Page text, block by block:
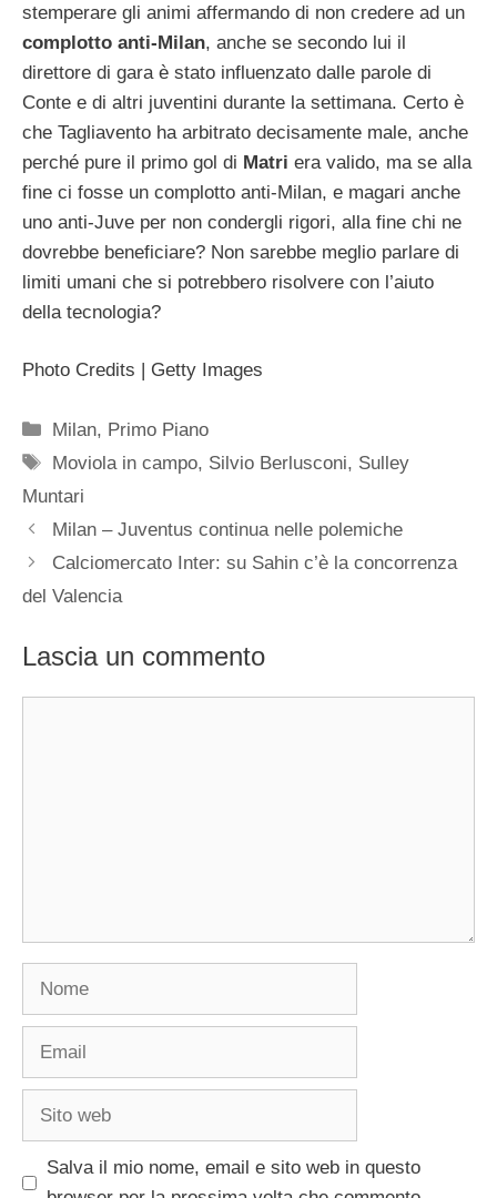
stemperare gli animi affermando di non credere ad un
complotto anti-Milan, anche se secondo lui il
direttore di gara è stato influenzato dalle parole di
Conte e di altri juventini durante la settimana. Certo è
che Tagliavento ha arbitrato decisamente male, anche
perché pure il primo gol di Matri era valido, ma se alla
fine ci fosse un complotto anti-Milan, e magari anche
uno anti-Juve per non condergli rigori, alla fine chi ne
dovrebbe beneficiare? Non sarebbe meglio parlare di
limiti umani che si potrebbero risolvere con l’aiuto
della tecnologia?
Photo Credits | Getty Images
Categorie
Milan, Primo Piano
Tag
Moviola in campo, Silvio Berlusconi, Sulley
Muntari
Milan – Juventus continua nelle polemiche
Calciomercato Inter: su Sahin c’è la concorrenza
del Valencia
Lascia un commento
Nome
Email
Sito
Salva il mio nome, email e sito web in questo